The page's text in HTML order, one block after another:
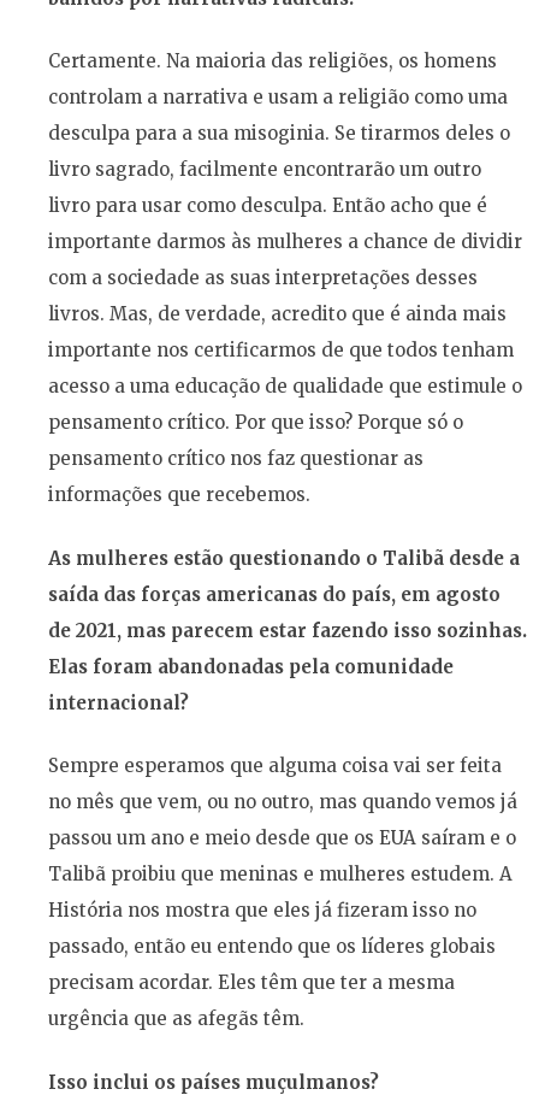
Certamente. Na maioria das religiões, os homens
controlam a narrativa e usam a religião como uma
desculpa para a sua misoginia. Se tirarmos deles o
livro sagrado, facilmente encontrarão um outro
livro para usar como desculpa. Então acho que é
importante darmos às mulheres a chance de dividir
com a sociedade as suas interpretações desses
livros. Mas, de verdade, acredito que é ainda mais
importante nos certificarmos de que todos tenham
acesso a uma educação de qualidade que estimule o
pensamento crítico. Por que isso? Porque só o
pensamento crítico nos faz questionar as
informações que recebemos.
As mulheres estão questionando o Talibã desde a
saída das forças americanas do país, em agosto
de 2021, mas parecem estar fazendo isso sozinhas.
Elas foram abandonadas pela comunidade
internacional?
Sempre esperamos que alguma coisa vai ser feita
no mês que vem, ou no outro, mas quando vemos já
passou um ano e meio desde que os EUA saíram e o
Talibã proibiu que meninas e mulheres estudem. A
História nos mostra que eles já fizeram isso no
passado, então eu entendo que os líderes globais
precisam acordar. Eles têm que ter a mesma
urgência que as afegãs têm.
Isso inclui os países muçulmanos?